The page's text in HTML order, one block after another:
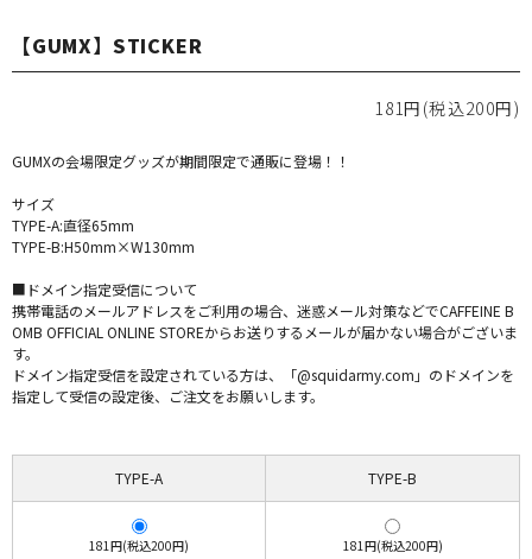
【GUMX】STICKER
181円(税込200円)
GUMXの会場限定グッズが期間限定で通販に登場！！
サイズ
TYPE-A:直径65mm
TYPE-B:H50mm×W130mm
■ドメイン指定受信について
携帯電話のメールアドレスをご利用の場合、迷惑メール対策などでCAFFEINE B
OMB OFFICIAL ONLINE STOREからお送りするメールが届かない場合がございま
す。
ドメイン指定受信を設定されている方は、「@squidarmy.com」のドメインを
指定して受信の設定後、ご注文をお願いします。
TYPE-A TYPE-B
181円(税込200円) 181円(税込200円)